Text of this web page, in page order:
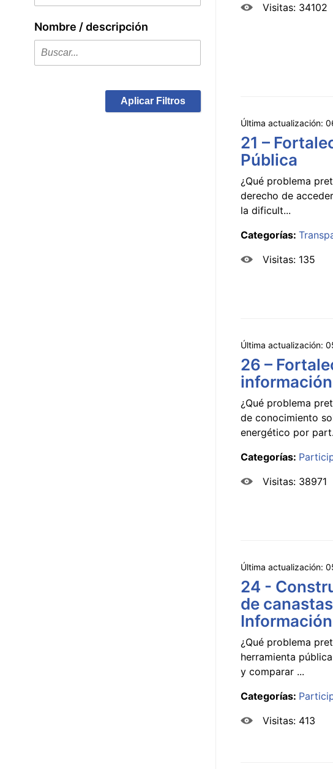
Nombre / descripción
Aplicar Filtros
Visitas: 34102
Última actualización:
21 –
Pública
¿Qué problema
derecho de
la dificult...
Categorías:
Visitas: 135
Última actualización:
26 –
¿Qué problema
de conocimiento
energético por
Categorías:
Visitas: 38971
Última actualización:
24 -
de
¿Qué problema
herramienta
y comparar ...
Categorías:
Visitas: 413